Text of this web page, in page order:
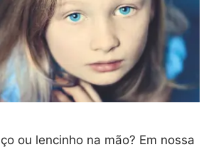
ou lencinho na mão? Em nossa